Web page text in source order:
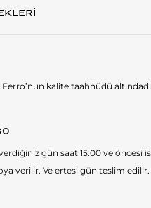
Ferro’nun kalite taahhüdü
gün saat 15:00 ve öncesi
verilir. Ve ertesi gün teslim edilir.